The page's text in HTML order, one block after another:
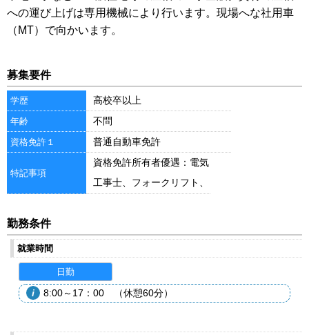
への運び上げは専用機械により行います。現場へな社用車
（MT）で向かいます。
募集要件
学歴 高校卒以上
年齢 不問
資格免許１ 普通自動車免許
特記事項
資格免許所有者優遇：電気
工事士、フォークリフト、
作 等
勤務条件
就業時間
日勤
8:00～17：00 （休憩60分）